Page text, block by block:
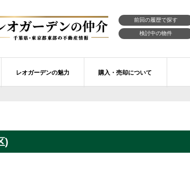
前回の履歴で探す
検討中の物件
レオガーデンの魅力 購入・売却について
)